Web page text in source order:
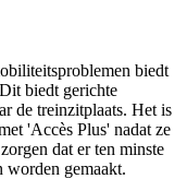
biedt
biedt gerichte
de treinzitplaats. Het is
'Accès Plus' nadat ze
dat er ten minste
worden gemaakt.